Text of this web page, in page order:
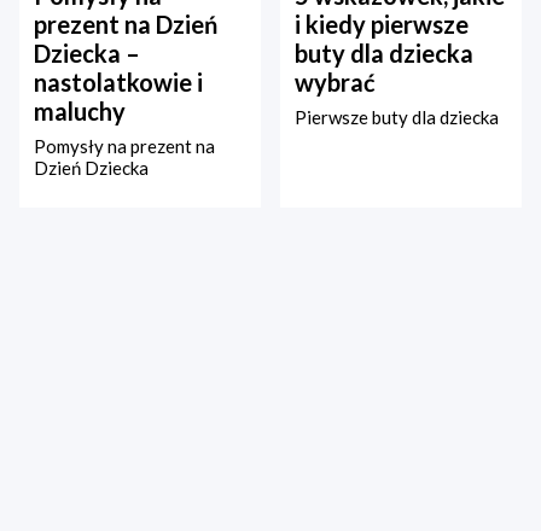
prezent na Dzień
Dziecka –
nastolatkowie i
maluchy
Pomysły na prezent na
Dzień Dziecka
i kiedy pierwsze
buty dla dziecka
wybrać
Pierwsze buty dla dziecka